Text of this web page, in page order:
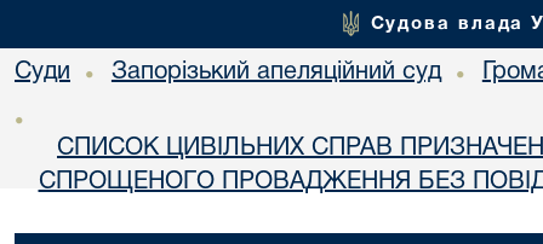
Судова влада
Суди • Запорізький апеляційний суд •
•
СПИСОК ЦИВІЛЬНИХ СПРАВ
СПРОЩЕНОГО ПРОВАДЖЕННЯ БЕЗ